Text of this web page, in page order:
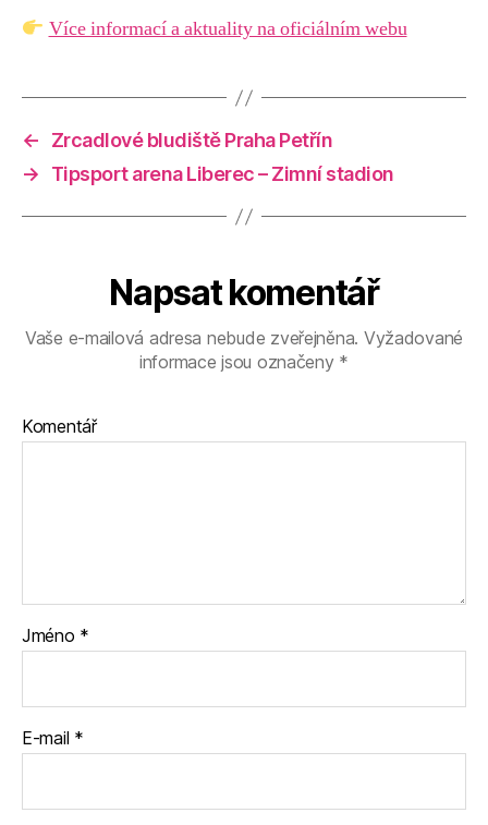
Více informací a aktuality na oficiálním webu
←
Zrcadlové bludiště Praha Petřín
→
Tipsport arena Liberec – Zimní stadion
Napsat komentář
Vaše e-mailová adresa nebude zveřejněna. Vyžadované
informace jsou označeny *
Komentář
Jméno *
E-mail *